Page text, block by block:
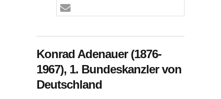
Konrad Adenauer (1876-
1967), 1. Bundeskanzler von
Deutschland